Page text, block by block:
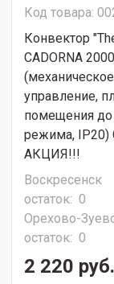
Код товара:
Конвектор
CADORNA
(механическое
управление,
помещения до
режима,
АКЦИЯ!!!
Воскресенск
остаток: 0
Орехово-
остаток: 0
2 220 руб.